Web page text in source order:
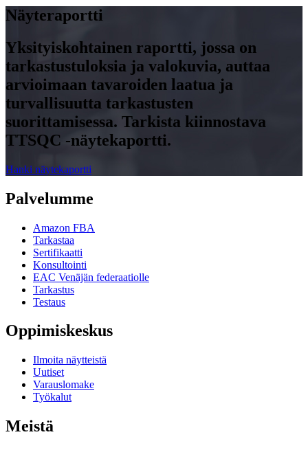
Näyteraportti
Yksityiskohtainen raportti, jossa on
tarkastustuloksia ja valokuvia, auttaa
arvioimaan tavaroiden laatua ja
turvallisuutta tarkastusten
suorittamisessa. Tarkista kiinnostava
TTSQC -näytekaportti.
Hanki näytekaportti
Palvelumme
Amazon FBA
Tarkastaa
Sertifikaatti
Konsultointi
EAC Venäjän federaatiolle
Tarkastus
Testaus
Oppimiskeskus
Ilmoita näytteistä
Uutiset
Varauslomake
Työkalut
Meistä